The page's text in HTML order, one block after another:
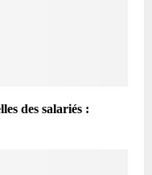
des salariés :